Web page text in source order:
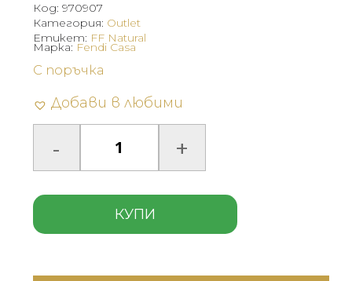
Код: 970907
Категория: Outlet
Етикет: FF Natural
С поръчка
Добави в любими
КУПИ
Марка: Fendi Casa